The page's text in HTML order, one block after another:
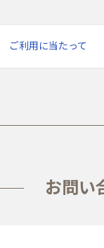
ご利用に当たって
お問い